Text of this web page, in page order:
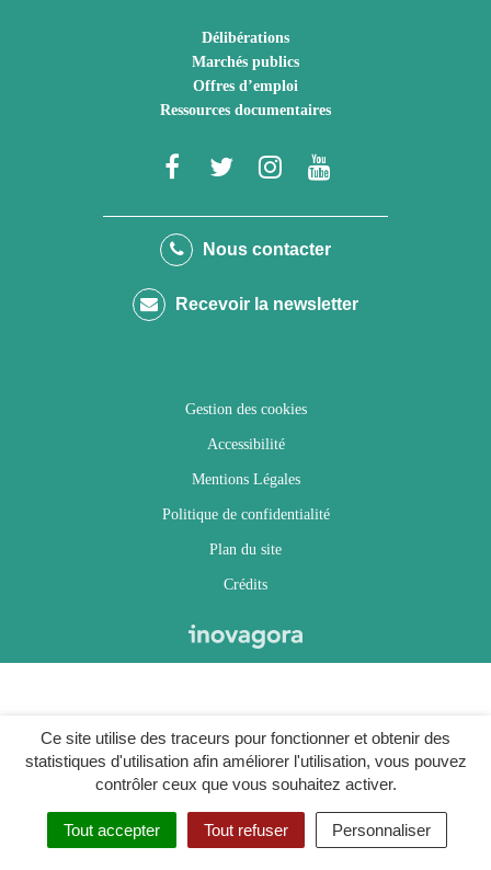
Ce site utilise des traceurs pour fonctionner et obtenir des
statistiques d'utilisation afin améliorer l'utilisation, vous pouvez
contrôler ceux que vous souhaitez activer.
Tout accepter Tout refuser Personnaliser
Délibérations
Marchés publics
Offres d’emploi
Ressources documentaires
Lien
le
Facebook
Lien
le
Twitter
Lien
le
Instagram
Youtube
Nous contacter
Recevoir la newsletter
Gestion des cookies
Accessibilité
Mentions Légales
Politique de confidentialité
Plan du site
Crédits